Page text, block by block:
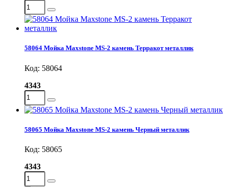
58064 Мойка Maxstone MS-2 камень Терракот металлик
Код: 58064
4343
58065 Мойка Maxstone MS-2 камень Черный металлик
Код: 58065
4343